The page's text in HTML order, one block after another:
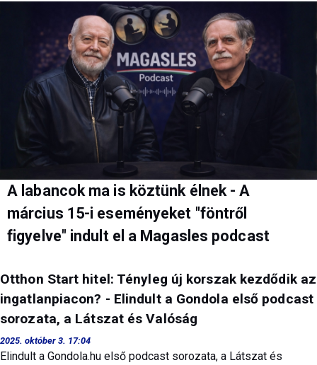
A labancok ma is köztünk élnek - A
március 15-i eseményeket "föntről
figyelve" indult el a Magasles podcast
Otthon Start hitel: Tényleg új korszak kezdődik az
ingatlanpiacon? - Elindult a Gondola első podcast
sorozata, a Látszat és Valóság
2025. október 3. 17:04
Elindult a Gondola.hu első podcast sorozata, a Látszat és